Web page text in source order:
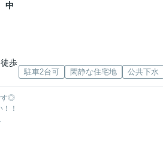
中
徒歩
駐車2台可 閑静な住宅地 公共下水
す◎
！